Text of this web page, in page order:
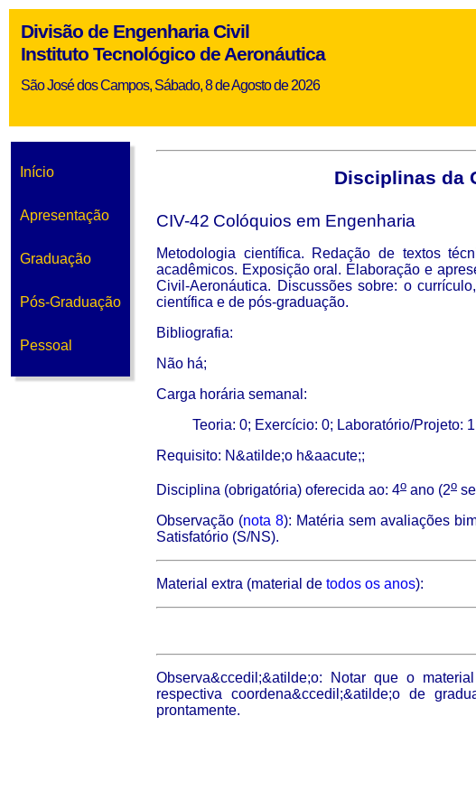
Divisão de Engenharia Civil
Instituto Tecnológico de Aeronáutica
São José dos Campos, Sábado, 8 de Agosto de 2026
Início
Apresentação
Graduação
Pós-Graduação
Pessoal
Disciplinas da
CIV-42 Colóquios em Engenharia
Metodologia científica. Redação de textos
acadêmicos. Exposição oral. Elaboração e
Civil-Aeronáutica. Discussões sobre: o
científica e de pós-graduação.
Bibliografia:
Não há;
Carga horária semanal :
Teoria: 0; Exercício: 0; Laboratório/Projeto: 1
Requisito: N&atilde;o h&aacute;;
Disciplina (obrigatória) oferecida ao: 4o ano (2o
Observação (nota 8): Matéria sem avaliações
Satisfatório (S/NS).
Material extra (material de todos os anos):
Observa&ccedil;&atilde;o: Notar que o
respectiva coordena&ccedil;&atilde;o de
prontamente.